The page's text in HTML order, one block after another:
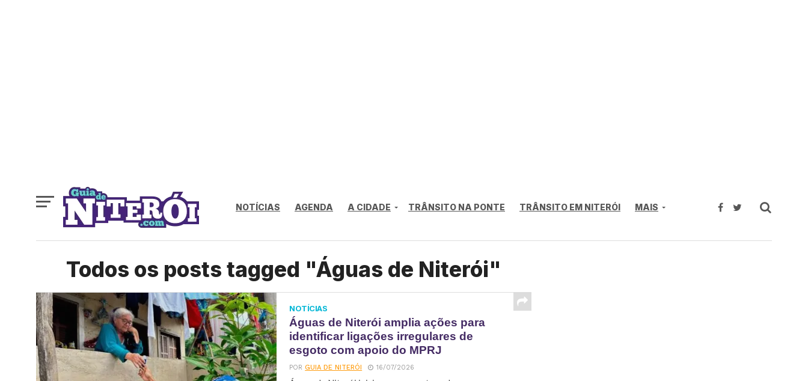
NOTÍCIAS AGENDA A CIDADE TRÂNSITO NA PONTE TRÂNSITO EM NITERÓI MAIS
Todos os posts tagged "Águas de Niterói"
NOTÍCIAS
Águas de Niterói amplia ações para
identificar ligações irregulares de
esgoto com apoio do MPRJ
PORGUIA DE NITERÓI 16/07/2026